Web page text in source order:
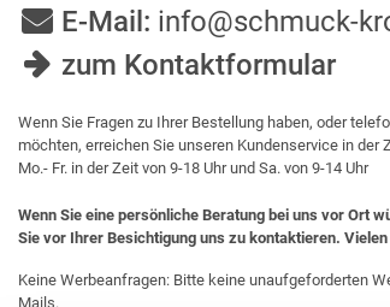
E-Mail: info@schmuck-
zum Kontaktformular
Wenn Sie Fragen zu Ihrer Bestellung haben, oder
möchten, erreichen Sie unseren Kundenservice in der
Mo.- Fr. in der Zeit von 9-18 Uhr und Sa. von 9-14 Uhr
Wenn Sie eine persönliche Beratung bei uns vor Ort
Sie vor Ihrer Besichtigung uns zu kontaktieren. Vielen
Keine Werbeanfragen: Bitte keine unaufgeforderten
Mails.